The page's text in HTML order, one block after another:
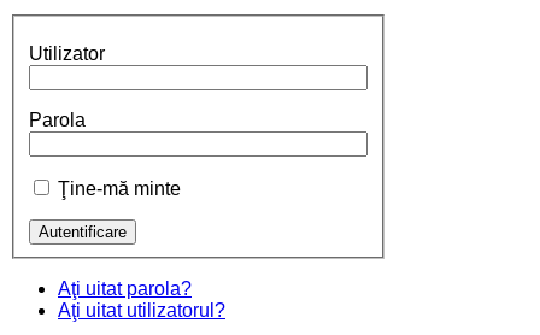
Utilizator
Parola
Ţine-mă minte
Aţi uitat parola?
Aţi uitat utilizatorul?